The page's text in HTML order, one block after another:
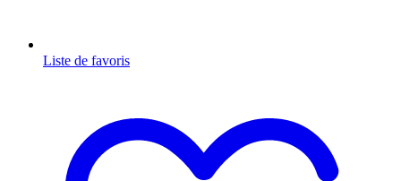
Liste de favoris